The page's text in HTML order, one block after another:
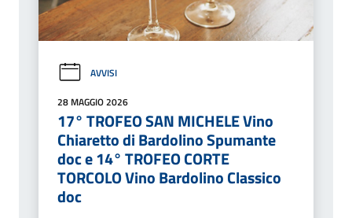
AVVISI
28 MAGGIO 2026
17° TROFEO SAN MICHELE Vino
Chiaretto di Bardolino Spumante
doc e 14° TROFEO CORTE
TORCOLO Vino Bardolino Classico
doc